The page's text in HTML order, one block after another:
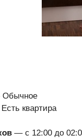
квартира
— с 12:00 до